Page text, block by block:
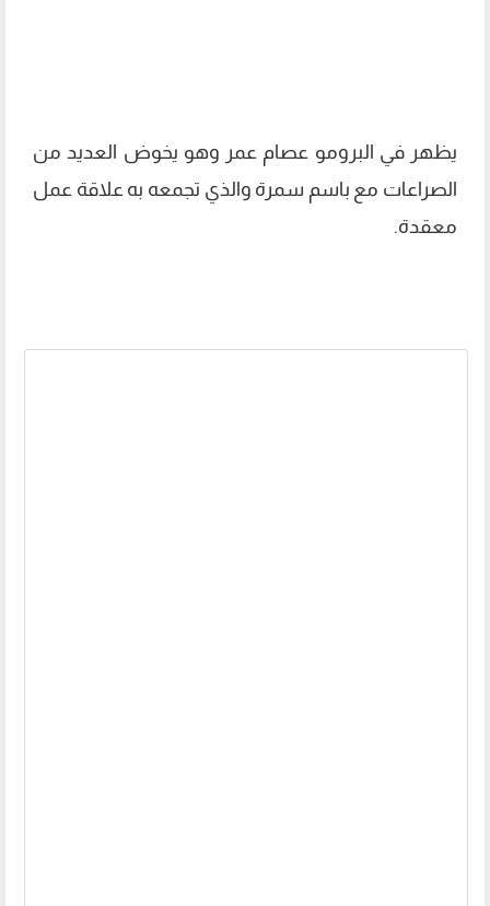
يظهر في البرومو عصام عمر وهو يخوض العديد من
الصراعات مع باسم سمرة والذي تجمعه به علاقة عمل
معقدة.